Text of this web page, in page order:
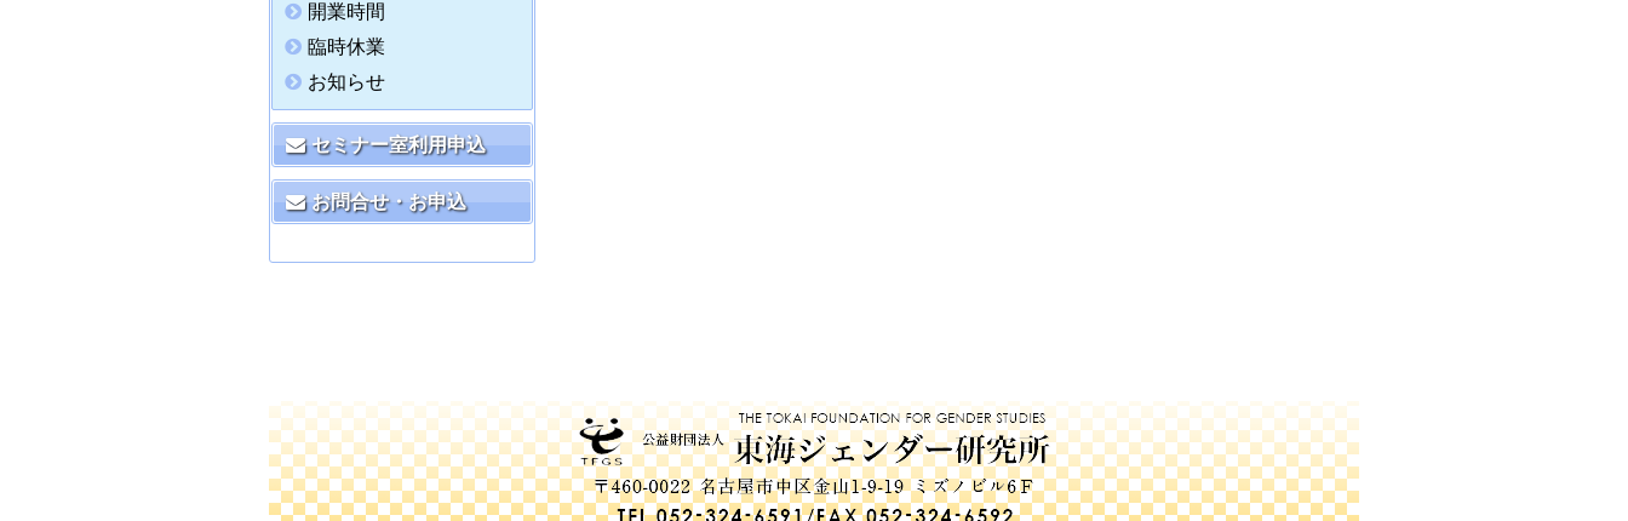
開業時間
臨時休業
お知らせ
セミナー室利用申込
お問合せ・お申込